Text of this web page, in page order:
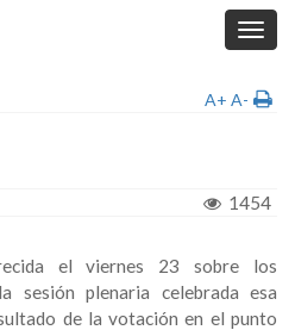
A+ A-
1454
el viernes 23 sobre los
sesión plenaria celebrada esa
de la votación en el punto